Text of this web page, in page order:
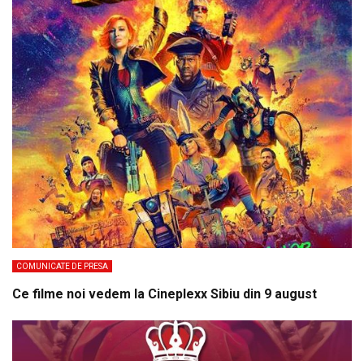
COMUNICATE DE PRESA
Ce filme noi vedem la Cineplexx Sibiu din 9 august